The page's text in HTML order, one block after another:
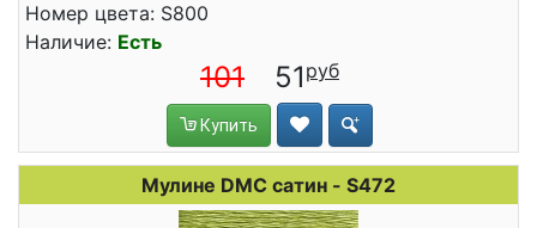
Номер цвета: S800
Наличие: Есть
101 51
Купить
Мулине DMC сатин - S472